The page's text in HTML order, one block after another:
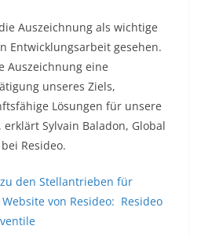
Auszeichnung als wichtige
Entwicklungsarbeit gesehen.
Auszeichnung eine
unseres Ziels,
Lösungen für unsere
Sylvain Baladon, Global
Resideo.
den Stellantrieben für
von Resideo: Resideo